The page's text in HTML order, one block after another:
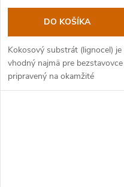
DO KOŠÍKA
Kokosový substrát (lignocel) je
vhodný najmä pre bezstavovce
pripravený na okamžité
použitie. Pre plazy napríklad do